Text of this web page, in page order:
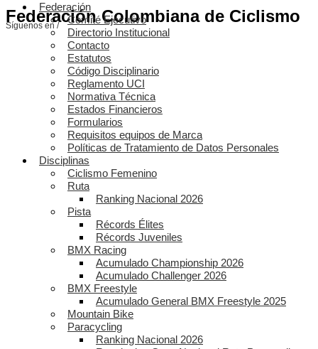
Federación Colombiana de Ciclismo
Síguenos en /
Federación
Comité Ejecutivo
Directorio Institucional
Contacto
Estatutos
Código Disciplinario
Reglamento UCI
Normativa Técnica
Estados Financieros
Formularios
Requisitos equipos de Marca
Políticas de Tratamiento de Datos Personales
Disciplinas
Ciclismo Femenino
Ruta
Ranking Nacional 2026
Pista
Récords Élites
Récords Juveniles
BMX Racing
Acumulado Championship 2026
Acumulado Challenger 2026
BMX Freestyle
Acumulado General BMX Freestyle 2025
Mountain Bike
Paracycling
Ranking Nacional 2026